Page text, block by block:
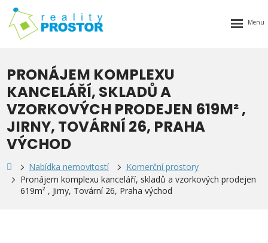
PRONÁJEM KOMPLEXU
KANCELÁŘÍ, SKLADŮ A
VZORKOVÝCH PRODEJEN 619M² ,
JIRNY, TOVÁRNÍ 26, PRAHA
VÝCHOD
Nabídka nemovitostí
Komerční prostory
Pronájem komplexu kanceláří, skladů a vzorkových prodejen
619m² , Jirny, Tovární 26, Praha východ